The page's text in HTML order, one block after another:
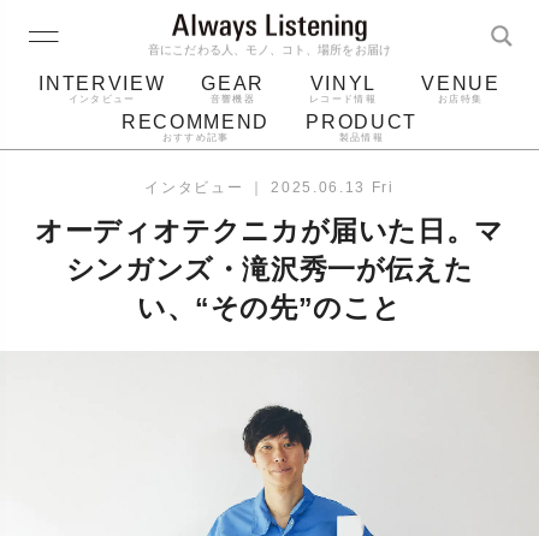
音にこだわる人、モノ、コト、場所をお届け
INTERVIEW
インタビュー
GEAR
音響機器
VINYL
レコード情報
VENUE
お店特集
RECOMMEND
おすすめ記事
PRODUCT
製品情報
bluetooth アルバム
レコード針
インタビュー ｜ 2025.06.13 Fri
オーディオテクニカが届いた日。マ
シンガンズ・滝沢秀一が伝えた
い、“その先”のこと